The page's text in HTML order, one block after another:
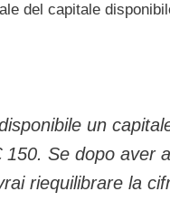
del capitale
un
150. Se dopo aver
riequilibrare la